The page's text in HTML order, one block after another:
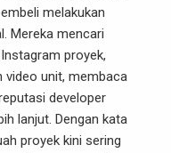
melakukan
Mereka mencari
proyek,
video unit, membaca
developer
lanjut. Dengan kata
proyek kini sering